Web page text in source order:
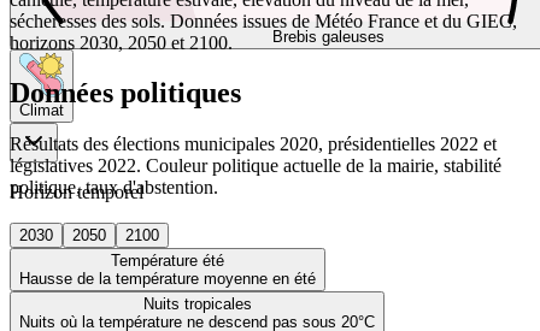
Brebis galeuses
Climat
Horizon temporel
2030 2050
2100
Température été
Hausse de la température moyenne en été
Nuits tropicales
Nuits où la température ne descend pas sous 20°C
sécheresses des sols. Données issues de Météo France et du GIEC,
horizons 2030, 2050 et 2100.
Données politiques
Résultats des élections municipales 2020, présidentielles 2022 et
législatives 2022. Couleur politique actuelle de la mairie, stabilité
politique, taux d'abstention.